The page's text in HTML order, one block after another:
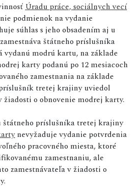
Úradu práce, sociálnych vecí
podmienok na vydanie
súhlas s jeho obsadením aj u
štátneho príslušníka
modrú kartu, na základe
karty podanú po 12 mesiacoch
zamestnania na základe
tretej krajiny uviedol
žiadosti o obnovenie modrej karty.
štátneho príslušníka tretej krajiny
nevyžaduje vydanie potvrdenia
pracovného miesta, ktoré
zamestnaniu, ale
zamestnávateľa v žiadosti o